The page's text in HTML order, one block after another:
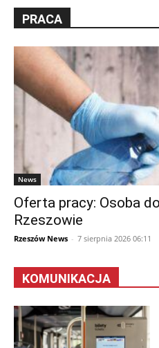
PRACA
News
Oferta pracy: Osoba
Rzeszowie
Rzeszów News - 7 sierpnia 2026 06:11
KOMUNIKACJA